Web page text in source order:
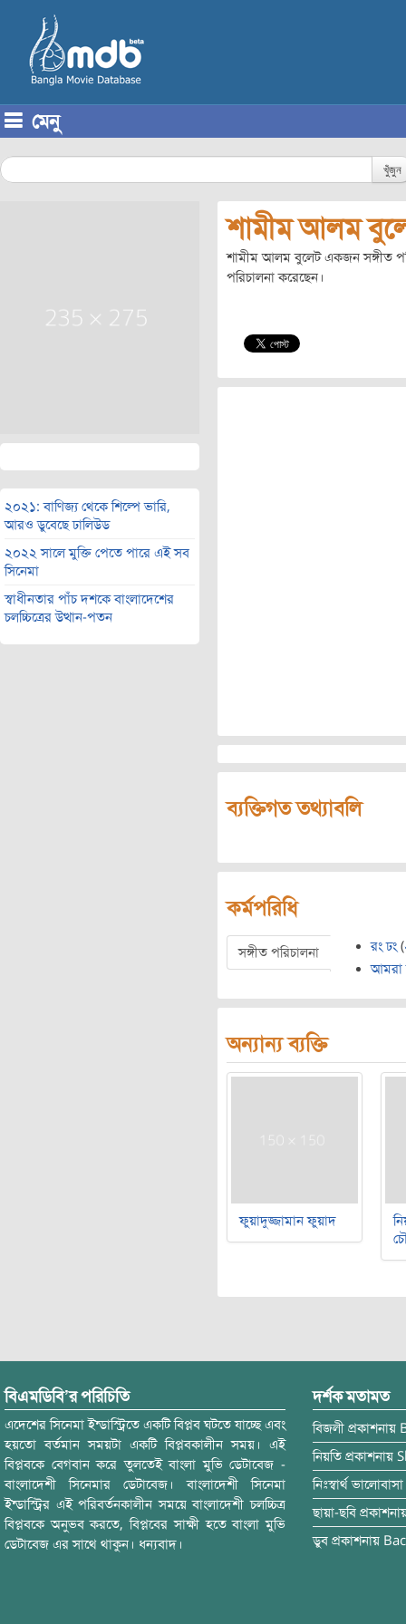
মেনু
খুঁজুন
২০২১: বাণিজ্য থেকে শিল্পে ভারি,
আরও ডুবেছে ঢালিউড
২০২২ সালে মুক্তি পেতে পারে এই সব
সিনেমা
স্বাধীনতার পাঁচ দশকে বাংলাদেশের
চলচ্চিত্রের উত্থান-পতন
শামীম আলম
শামীম আলম বুলেট একজন সঙ্গীত
পরিচালনা করেছেন।
ব্যক্তিগত তথ্যাবলি
কর্মপরিধি
সঙ্গীত পরিচালনা রং ঢং (
আমরা
অন্যান্য ব্যক্তি
ফুয়াদুজ্জামান ফুয়াদ
বিএমডিবি’র পরিচিতি
এদেশের সিনেমা ইন্ডাস্ট্রিতে একটি বিপ্লব ঘটতে যাচ্ছে এবং
হয়তো বর্তমান সময়টা একটি বিপ্লবকালীন সময়। এই
বিপ্লবকে বেগবান করে তুলতেই বাংলা মুভি ডেটাবেজ -
বাংলাদেশী সিনেমার ডেটাবেজ। বাংলাদেশী সিনেমা
ইন্ডাস্ট্রির এই পরিবর্তনকালীন সময়ে বাংলাদেশী চলচ্চিত্র
বিপ্লবকে অনুভব করতে, বিপ্লবের সাক্ষী হতে বাংলা মুভি
ডেটাবেজ এর সাথে থাকুন। ধন্যবাদ।
দর্শক মতামত
বিজলী প্রকাশনায়
নিয়তি প্রকাশনায়
নিঃস্বার্থ ভালোবাসা
ছায়া-ছবি
ডুব প্রকাশনায়